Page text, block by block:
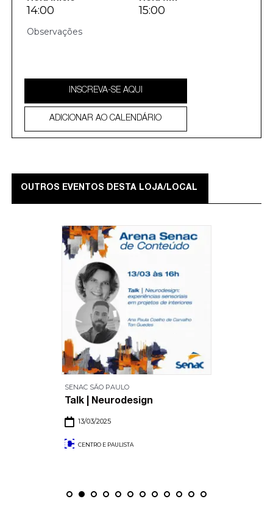
14:00 15:00
INSCREVA-SE AQUI
ADICIONAR AO CALENDÁRIO
OUTROS EVENTOS DESTA LOJA/LOCAL
SENAC SĀO PAULO
Talk | Neurodesign
13/03/2025
CENTRO E PAULISTA